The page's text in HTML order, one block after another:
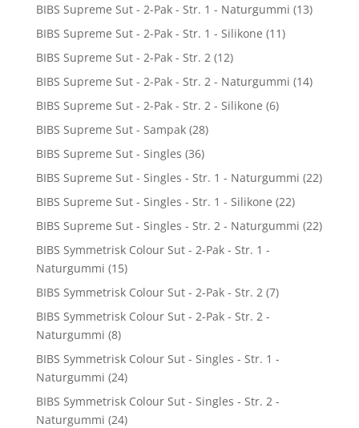
BIBS Supreme Sut - 2-Pak - Str. 1 - Naturgummi (13)
BIBS Supreme Sut - 2-Pak - Str. 1 - Silikone (11)
BIBS Supreme Sut - 2-Pak - Str. 2 (12)
BIBS Supreme Sut - 2-Pak - Str. 2 - Naturgummi (14)
BIBS Supreme Sut - 2-Pak - Str. 2 - Silikone (6)
BIBS Supreme Sut - Sampak (28)
BIBS Supreme Sut - Singles (36)
BIBS Supreme Sut - Singles - Str. 1 - Naturgummi (22)
BIBS Supreme Sut - Singles - Str. 1 - Silikone (22)
BIBS Supreme Sut - Singles - Str. 2 - Naturgummi (22)
BIBS Symmetrisk Colour Sut - 2-Pak - Str. 1 -
Naturgummi (15)
BIBS Symmetrisk Colour Sut - 2-Pak - Str. 2 (7)
BIBS Symmetrisk Colour Sut - 2-Pak - Str. 2 -
Naturgummi (8)
BIBS Symmetrisk Colour Sut - Singles - Str. 1 -
Naturgummi (24)
BIBS Symmetrisk Colour Sut - Singles - Str. 2 -
Naturgummi (24)